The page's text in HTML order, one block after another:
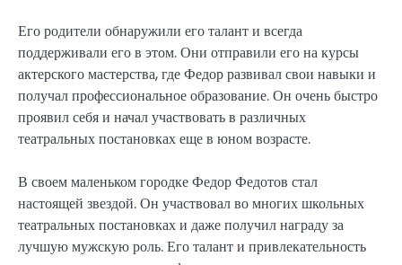
Его родители обнаружили его талант и всегда
поддерживали его в этом. Они отправили его на курсы
актерского мастерства, где Федор развивал свои навыки и
получал профессиональное образование. Он очень быстро
проявил себя и начал участвовать в различных
театральных постановках еще в юном возрасте.
В своем маленьком городке Федор Федотов стал
настоящей звездой. Он участвовал во многих школьных
театральных постановках и даже получил награду за
лучшую мужскую роль. Его талант и привлекательность